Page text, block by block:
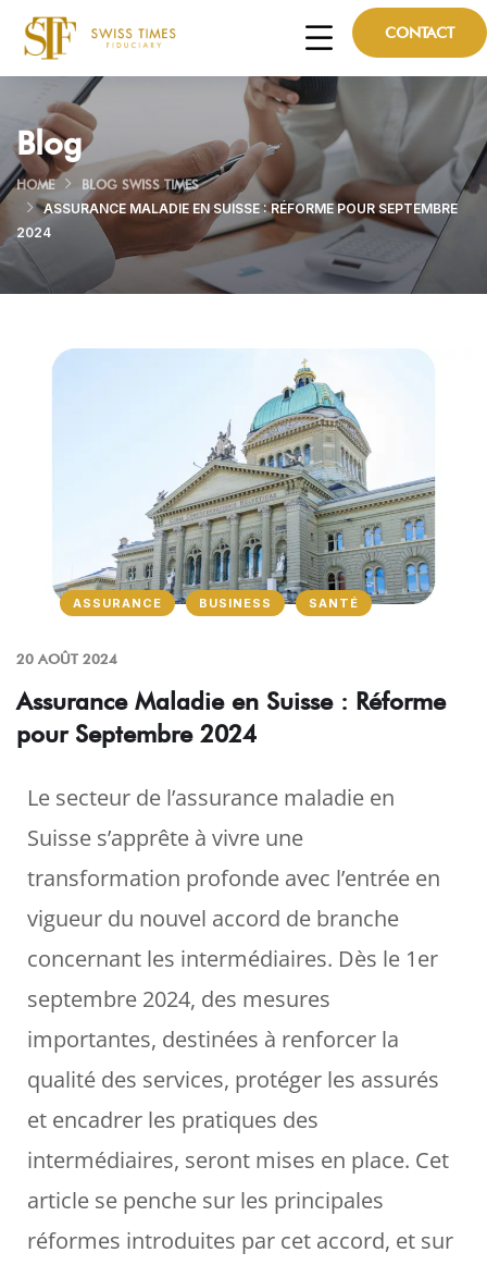
CONTACT
Blog
HOME
BLOG SWISS TIMES
ASSURANCE MALADIE EN SUISSE : RÉFORME POUR SEPTEMBRE
2024
ASSURANCE BUSINESS SANTÉ
20 AOÛT 2024
Assurance Maladie en Suisse : Réforme
pour Septembre 2024
Le secteur de l’assurance maladie en
Suisse s’apprête à vivre une
transformation profonde avec l’entrée en
vigueur du nouvel accord de branche
concernant les intermédiaires. Dès le 1er
septembre 2024, des mesures
importantes, destinées à renforcer la
qualité des services, protéger les assurés
et encadrer les pratiques des
intermédiaires, seront mises en place. Cet
article se penche sur les principales
réformes introduites par cet accord, et sur